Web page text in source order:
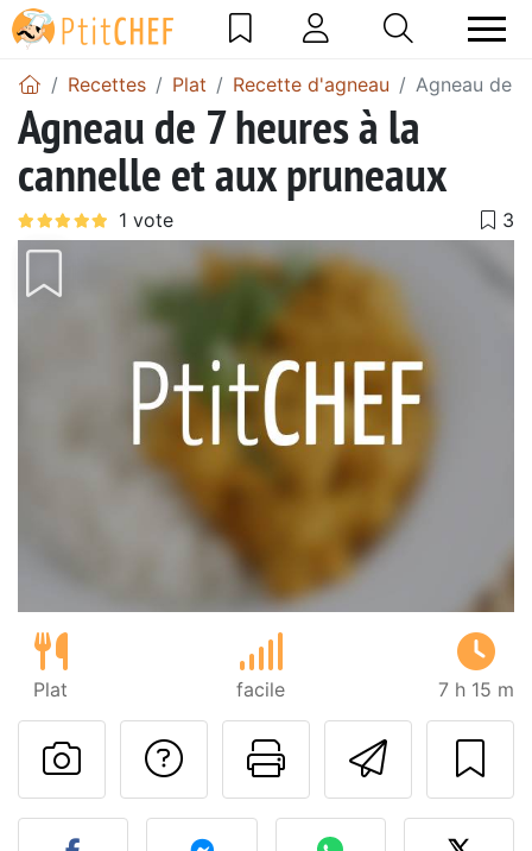
Recettes Plat Recette d'agneau Agneau de
Agneau de 7 heures à la
cannelle et aux pruneaux
Plat facile 7 h 15 m
Imprimer
Poser une
Publier votre photo de